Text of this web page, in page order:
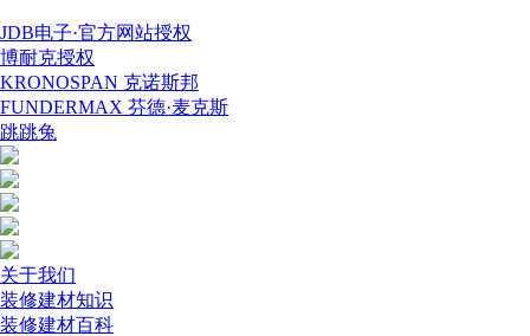
JDB电子·官方网站授权
博耐克授权
KRONOSPAN 克诺斯邦
FUNDERMAX 芬德·麦克斯
跳跳兔
关于我们
装修建材知识
装修建材百科